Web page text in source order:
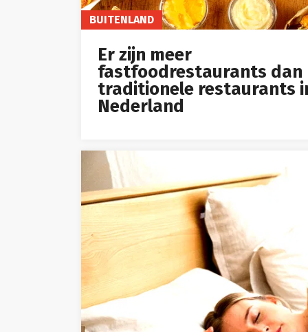
BUITENLAND
Er zijn meer
fastfoodrestaurants dan
traditionele restaurants
Nederland